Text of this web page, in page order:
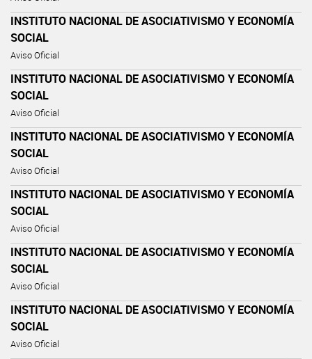
INSTITUTO NACIONAL DE ASOCIATIVISMO Y ECONOMÍA
SOCIAL
Aviso Oficial
INSTITUTO NACIONAL DE ASOCIATIVISMO Y ECONOMÍA
SOCIAL
Aviso Oficial
INSTITUTO NACIONAL DE ASOCIATIVISMO Y ECONOMÍA
SOCIAL
Aviso Oficial
INSTITUTO NACIONAL DE ASOCIATIVISMO Y ECONOMÍA
SOCIAL
Aviso Oficial
INSTITUTO NACIONAL DE ASOCIATIVISMO Y ECONOMÍA
SOCIAL
Aviso Oficial
INSTITUTO NACIONAL DE ASOCIATIVISMO Y ECONOMÍA
SOCIAL
Aviso Oficial